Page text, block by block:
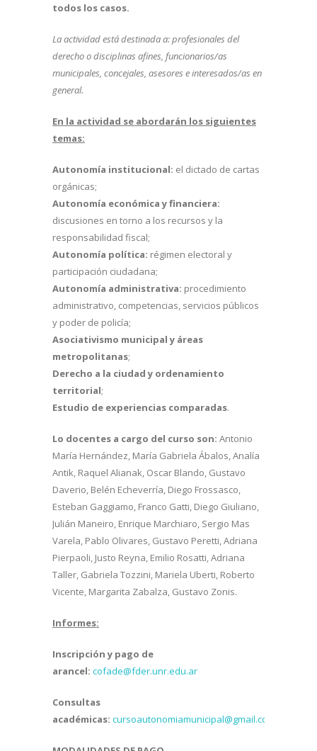
todos los casos.
La actividad está destinada a: profesionales del
derecho o disciplinas afines, funcionarios/as
municipales, concejales, asesores e interesados/as en
general.
En la actividad se abordarán los siguientes
temas:
Autonomía institucional: el dictado de cartas
orgánicas;
Autonomía económica y financiera:
discusiones en torno a los recursos y la
responsabilidad fiscal;
Autonomía política: régimen electoral y
participación ciudadana;
Autonomía administrativa: procedimiento
administrativo, competencias, servicios públicos
y poder de policía;
Asociativismo municipal y áreas
metropolitanas;
Derecho a la ciudad y ordenamiento
territorial;
Estudio de experiencias comparadas.
Lo docentes a cargo del curso son: Antonio
María Hernández, María Gabriela Ábalos, Analía
Antik, Raquel Alianak, Oscar Blando, Gustavo
Daverio, Belén Echeverría, Diego Frossasco,
Esteban Gaggiamo, Franco Gatti, Diego Giuliano,
Julián Maneiro, Enrique Marchiaro, Sergio Mas
Varela, Pablo Olivares, Gustavo Peretti, Adriana
Pierpaoli, Justo Reyna, Emilio Rosatti, Adriana
Taller, Gabriela Tozzini, Mariela Uberti, Roberto
Vicente, Margarita Zabalza, Gustavo Zonis.
Informes:
Inscripción y pago de
arancel: cofade@fder.unr.edu.ar
Consultas
académicas: cursoautonomiamunicipal@gmail.com